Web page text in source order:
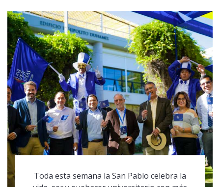
Toda esta semana la San Pablo celebra la